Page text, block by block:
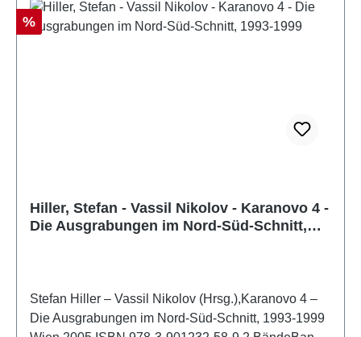
Rabatt
%
Hiller, Stefan - Vassil Nikolov - Karanovo 4 -
Die Ausgrabungen im Nord-Süd-Schnitt,
Stefan Hiller – Vassil Nikolov (Hrsg.),Karanovo 4 –
Die Ausgrabungen im Nord-Süd-Schnitt, 1993-1999